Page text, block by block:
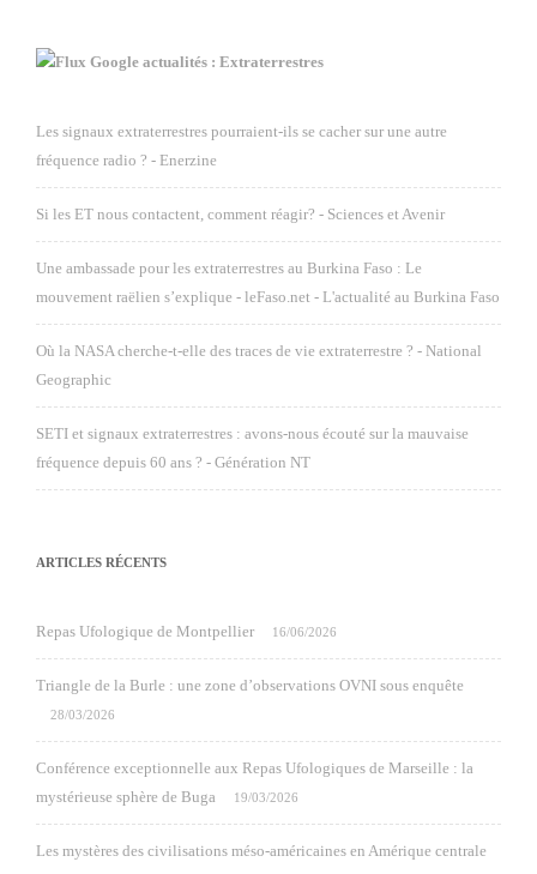
Google actualités : Extraterrestres
Les signaux extraterrestres pourraient-ils se cacher sur une autre
fréquence radio ? - Enerzine
Si les ET nous contactent, comment réagir? - Sciences et Avenir
Une ambassade pour les extraterrestres au Burkina Faso : Le
mouvement raëlien s’explique - leFaso.net - L'actualité au Burkina Faso
Où la NASA cherche-t-elle des traces de vie extraterrestre ? - National
Geographic
SETI et signaux extraterrestres : avons-nous écouté sur la mauvaise
fréquence depuis 60 ans ? - Génération NT
ARTICLES RÉCENTS
Repas Ufologique de Montpellier 16/06/2026
Triangle de la Burle : une zone d’observations OVNI sous enquête
28/03/2026
Conférence exceptionnelle aux Repas Ufologiques de Marseille : la
mystérieuse sphère de Buga
19/03/2026
Les mystères des civilisations méso-américaines en Amérique centrale